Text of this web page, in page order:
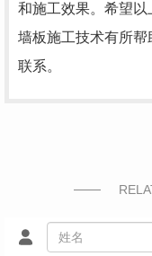
和施工效果。希望
墙板施工技术有所
联系。